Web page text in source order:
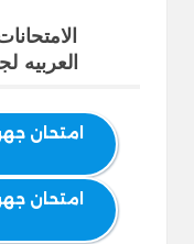
العربيه لجهة الرباط سلا القنيطره
امتحان
امتحان